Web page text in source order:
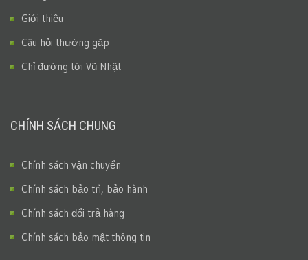
Giới thiệu
Câu hỏi thường gặp
Chỉ đường tới Vũ Nhật
CHÍNH SÁCH CHUNG
Chính sách vận chuyển
Chính sách bảo trì, bảo hành
Chính sách đổi trả hàng
Chính sách bảo mật thông tin